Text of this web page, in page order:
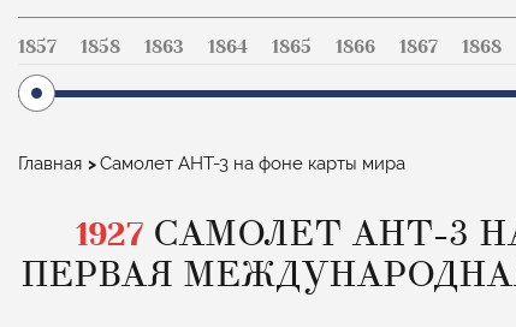
1857 1858 1863 1864 1865 1866 1867 1868
Строка
Главная Самолет АНТ-3 на фоне карты мира
1927САМОЛЕТ АНТ-3
ПЕРВАЯ